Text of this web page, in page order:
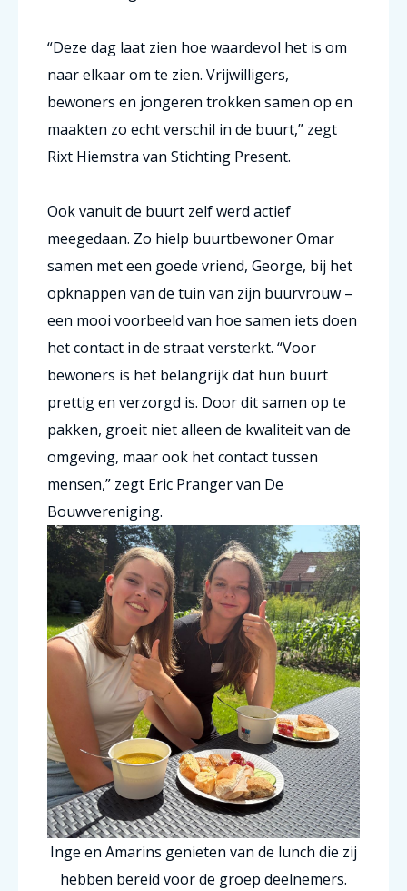
“Deze dag laat zien hoe waardevol het is om
naar elkaar om te zien. Vrijwilligers,
bewoners en jongeren trokken samen op en
maakten zo echt verschil in de buurt,” zegt
Rixt Hiemstra van Stichting Present.
Ook vanuit de buurt zelf werd actief
meegedaan. Zo hielp buurtbewoner Omar
samen met een goede vriend, George, bij het
opknappen van de tuin van zijn buurvrouw –
een mooi voorbeeld van hoe samen iets doen
het contact in de straat versterkt. “Voor
bewoners is het belangrijk dat hun buurt
prettig en verzorgd is. Door dit samen op te
pakken, groeit niet alleen de kwaliteit van de
omgeving, maar ook het contact tussen
mensen,” zegt Eric Pranger van De
Bouwvereniging.
Inge en Amarins genieten van de lunch die zij
hebben bereid voor de groep deelnemers.